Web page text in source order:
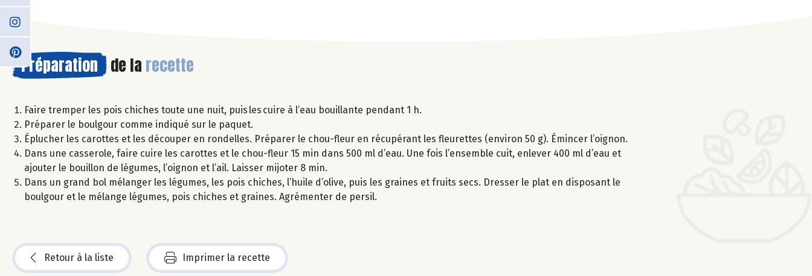
Préparation de la recette
Faire tremper les pois chiches toute une nuit, puis les cuire à l’eau bouillante pendant 1 h.
Préparer le boulgour comme indiqué sur le paquet.
Éplucher les carottes et les découper en rondelles. Préparer le chou-fleur en récupérant les fleurettes (environ 50 g). Émincer l’oignon.
Dans une casserole, faire cuire les carottes et le chou-fleur 15 min dans 500 ml d’eau. Une fois l’ensemble cuit, enlever 400 ml d’eau et
ajouter le bouillon de légumes, l’oignon et l’ail. Laisser mijoter 8 min.
Dans un grand bol mélanger les légumes, les pois chiches, l’huile d’olive, puis les graines et fruits secs. Dresser le plat en disposant le
boulgour et le mélange légumes, pois chiches et graines. Agrémenter de persil.
Retour à la liste Imprimer la recette